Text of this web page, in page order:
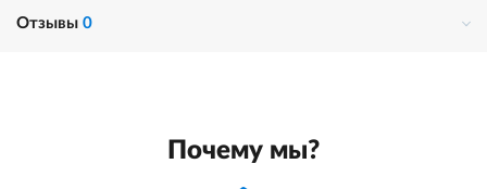
Отзывы 0
Почему мы?